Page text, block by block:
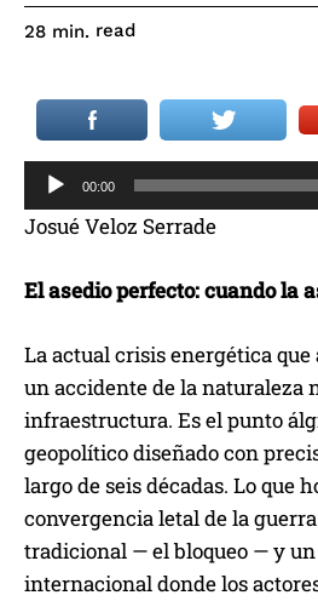
28 min. read
e
p
o
d
c
o
d
e
00:00
Josué Veloz Serrade
El asedio perfecto: cuando la
La actual crisis energética que
un accidente de la naturaleza
infraestructura. Es el punto
geopolítico diseñado con
largo de seis décadas. Lo que
convergencia letal de la
tradicional — el bloqueo — y
internacional donde los